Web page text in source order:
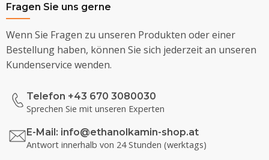
Fragen Sie uns gerne
Wenn Sie Fragen zu unseren Produkten oder einer
Bestellung haben, können Sie sich jederzeit an unseren
Kundenservice wenden.
Telefon +43 670 3080030
Sprechen Sie mit unseren Experten
E-Mail: info@ethanolkamin-shop.at
Antwort innerhalb von 24 Stunden (werktags)